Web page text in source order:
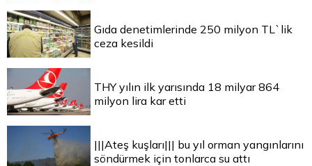
Gıda denetimlerinde 250 milyon TL`lik
ceza kesildi
THY yılın ilk yarısında 18 milyar 864
milyon lira kar etti
|||Ateş kuşları||| bu yıl orman yangınlarını
söndürmek için tonlarca su attı